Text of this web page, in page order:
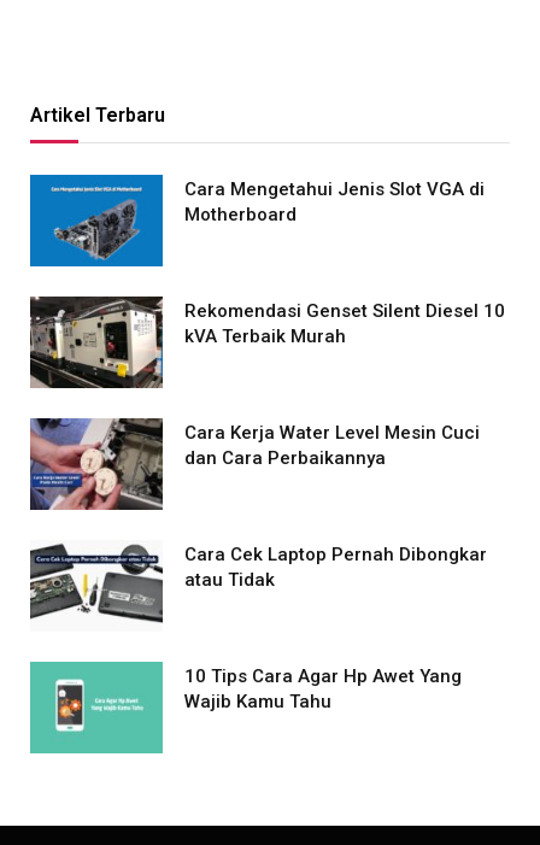
Artikel Terbaru
Cara Mengetahui Jenis Slot VGA di
Motherboard
Rekomendasi Genset Silent Diesel 10
kVA Terbaik Murah
Cara Kerja Water Level Mesin Cuci
dan Cara Perbaikannya
Cara Cek Laptop Pernah Dibongkar
atau Tidak
10 Tips Cara Agar Hp Awet Yang
Wajib Kamu Tahu